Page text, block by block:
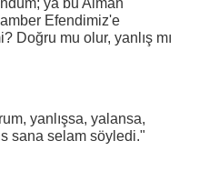
ya bu Alman
Efendimiz'e
Doğru mu olur, yanlış mı
yanlışsa, yalansa,
sana selam söyledi."